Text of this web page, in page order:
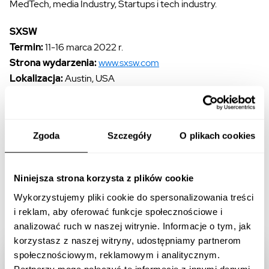
Zgoda Szczegóły O plikach cookies
Niniejsza strona korzysta z plików cookie
Wykorzystujemy pliki cookie do spersonalizowania treści
i reklam, aby oferować funkcje społecznościowe i
analizować ruch w naszej witrynie. Informacje o tym, jak
korzystasz z naszej witryny, udostępniamy partnerom
społecznościowym, reklamowym i analitycznym.
MedTech, media Industry, Startups i tech industry.
SXSW
Termin:11-16 marca 2022 r.
Strona wydarzenia:www.sxsw.com
Lokalizacja:Austin, USA
profil Maćka
11.03.2022